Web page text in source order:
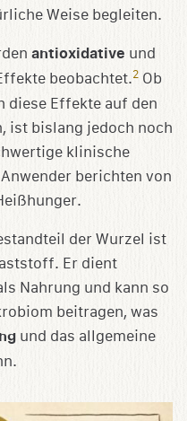
Weise begleiten.
antioxidative und
beobachtet.2 Ob
diese Effekte auf den
ist bislang jedoch noch
klinische
berichten von
der Wurzel ist
Er dient
Nahrung und kann so
beitragen, was
und das allgemeine